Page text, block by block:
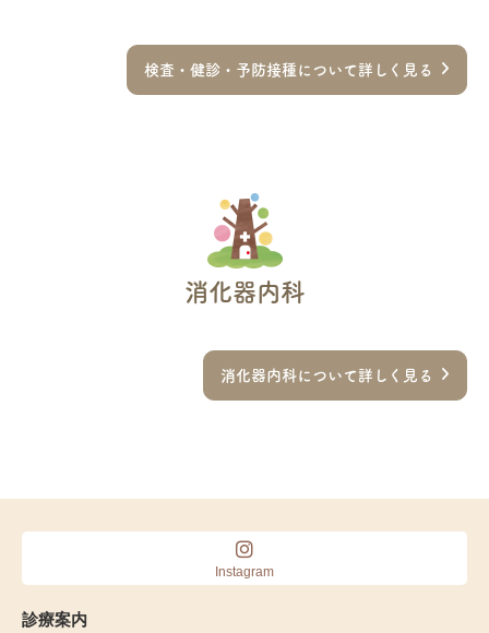
検査・健診・予防接種について詳しく見る
消化器内科
消化器内科について詳しく見る
Instagram
診療案内